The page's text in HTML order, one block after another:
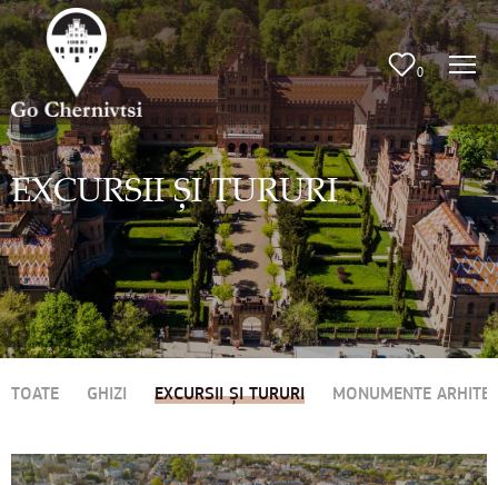
0
EXCURSII ȘI TURURI
TOATE GHIZI EXCURSII ȘI TURURI MONUMENTE